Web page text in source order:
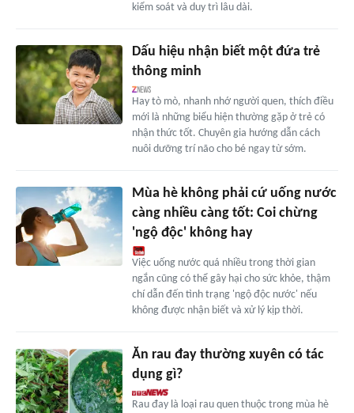
kiểm soát và duy trì lâu dài.
Dấu hiệu nhận biết một đứa trẻ
thông minh
Hay tò mò, nhanh nhớ người quen, thích điều
mới là những biểu hiện thường gặp ở trẻ có
nhận thức tốt. Chuyên gia hướng dẫn cách
nuôi dưỡng trí não cho bé ngay từ sớm.
Mùa hè không phải cứ uống nước
càng nhiều càng tốt: Coi chừng
'ngộ độc' không hay
Việc uống nước quá nhiều trong thời gian
ngắn cũng có thể gây hại cho sức khỏe, thậm
chí dẫn đến tình trạng 'ngộ độc nước' nếu
không được nhận biết và xử lý kịp thời.
Ăn rau đay thường xuyên có tác
dụng gì?
Rau đay là loại rau quen thuộc trong mùa hè